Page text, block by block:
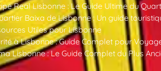
Real Lisbonne : Le Guide Ultime du
Baixa de Lisbonne : Un guide
Utiles pour Lisbonne
à Lisbonne : Guide Complet pour
Lisbonne : Le Guide Complet du Plus